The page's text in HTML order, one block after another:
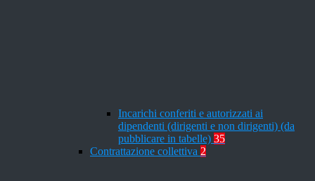
Incarichi conferiti e autorizzati ai
dipendenti (dirigenti e non dirigenti) (da
pubblicare in tabelle) 35
Contrattazione collettiva 2